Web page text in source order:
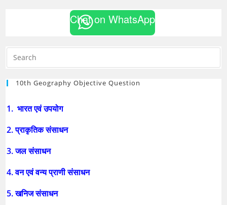
Chat on WhatsApp
10th Geography Objective Question
1. भारत एवं उपयोग
2. प्राकृतिक संसाधन
3. जल संसाधन
4. वन एवं वन्य प्राणी संसाधन
5. खनिज संसाधन